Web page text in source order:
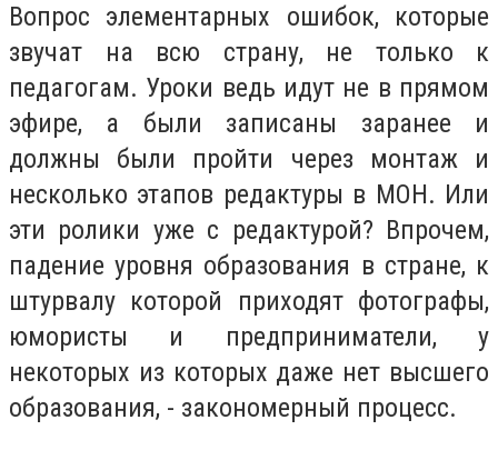
Вопрос элементарных ошибок, которые
звучат на всю страну, не только к
педагогам. Уроки ведь идут не в прямом
эфире, а были записаны заранее и
должны были пройти через монтаж и
несколько этапов редактуры в МОН. Или
эти ролики уже с редактурой? Впрочем,
падение уровня образования в стране, к
штурвалу которой приходят фотографы,
юмористы и предприниматели, у
некоторых из которых даже нет высшего
образования, - закономерный процесс.